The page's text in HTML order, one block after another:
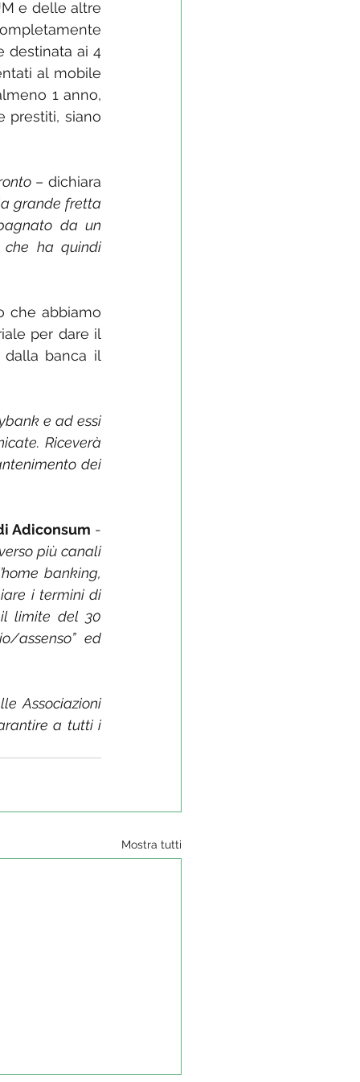
e delle altre
destinata ai 4
al mobile
1 anno,
prestiti, siano
grande fretta
da un
che ha quindi
che abbiamo
per dare il
dalla banca il
e ad essi
Riceverà
dei
Adiconsum
più canali
banking,
i termini di
limite del 30
assenso” ed
Associazioni
a tutti i
Mostra tutti